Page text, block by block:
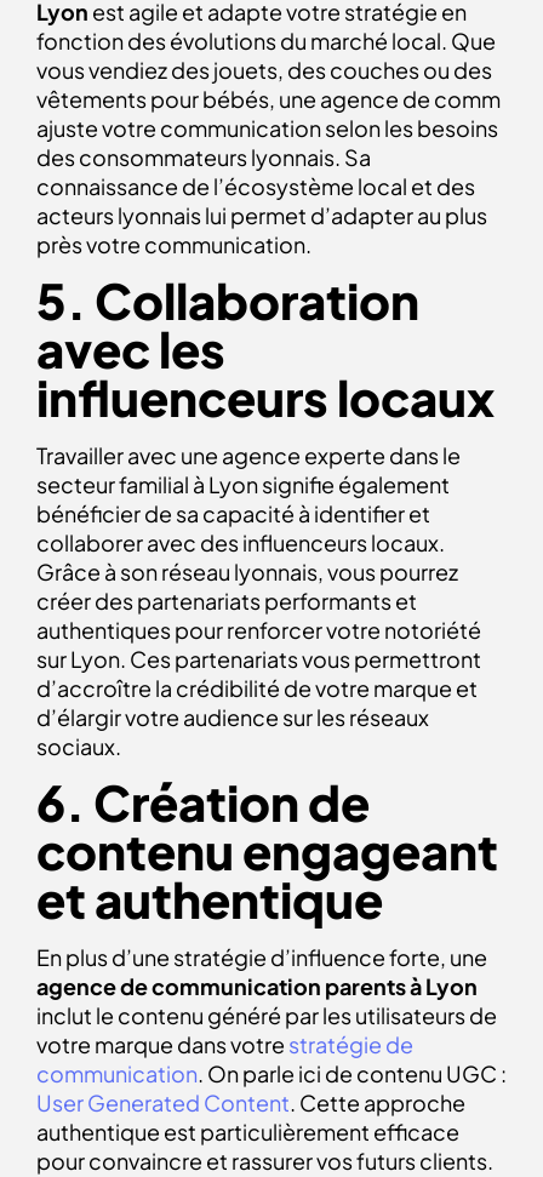
Lyon est agile et adapte votre stratégie en
fonction des évolutions du marché local. Que
vous vendiez des jouets, des couches ou des
vêtements pour bébés, une agence de comm
ajuste votre communication selon les besoins
des consommateurs lyonnais. Sa
connaissance de l’écosystème local et des
acteurs lyonnais lui permet d’adapter au plus
près votre communication.
5. Collaboration
avec les
influenceurs locaux
Travailler avec une agence experte dans le
secteur familial à Lyon signifie également
bénéficier de sa capacité à identifier et
collaborer avec des influenceurs locaux.
Grâce à son réseau lyonnais, vous pourrez
créer des partenariats performants et
authentiques pour renforcer votre notoriété
sur Lyon. Ces partenariats vous permettront
d’accroître la crédibilité de votre marque et
d’élargir votre audience sur les réseaux
sociaux.
6. Création de
contenu engageant
et authentique
En plus d’une stratégie d’influence forte, une
agence de communication parents à Lyon
inclut le contenu généré par les utilisateurs de
votre marque dans votre stratégie de
communication. On parle ici de contenu UGC :
User Generated Content. Cette approche
authentique est particulièrement efficace
pour convaincre et rassurer vos futurs clients.